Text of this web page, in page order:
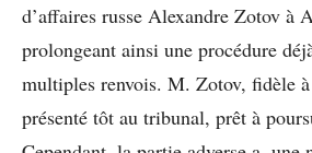
d’affaires russe Alexandre Zotov à
prolongeant ainsi une procédure
multiples renvois. M. Zotov, fidèle à
présenté tôt au tribunal, prêt à